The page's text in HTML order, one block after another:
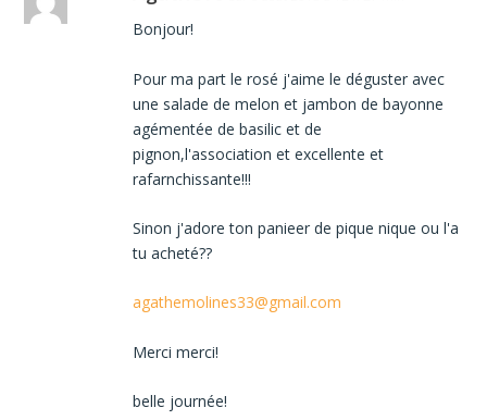
Bonjour!
Pour ma part le rosé j'aime le déguster avec
une salade de melon et jambon de bayonne
agémentée de basilic et de
pignon,l'association et excellente et
rafarnchissante!!!
Sinon j'adore ton panieer de pique nique ou l'a
tu acheté??
agathemolines33@gmail.com
Merci merci!
belle journée!